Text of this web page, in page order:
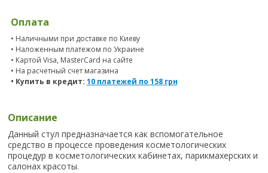
Оплата
• Наличными при доставке по Киеву
• Наложенным платежом по Украине
• Картой Visa, MasterCard на сайте
• На расчетный счет магазина
• Купить в кредит: 10 платежей по 158 грн
Описание
Данный стул предназначается как вспомогательное
средство в процессе проведения косметологических
процедур в косметологических кабинетах, парикмахерских и
салонах красоты.